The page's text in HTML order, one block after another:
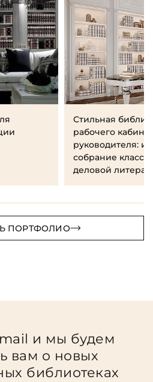
Стильная
рабочего
руководителя:
собрание
деловой
ПОРТФОЛИО
и мы будем
вам о новых
библиотеках